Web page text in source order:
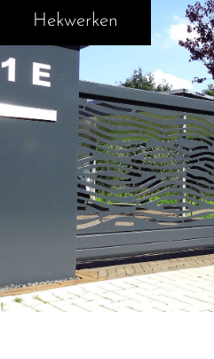
Hekwerken